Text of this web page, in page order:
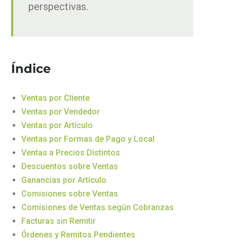
perspectivas.
Índice
Ventas por Cliente
Ventas por Vendedor
Ventas por Artículo
Ventas por Formas de Pago y Local
Ventas a Precios Distintos
Descuentos sobre Ventas
Ganancias por Artículo
Comisiones sobre Ventas
Comisiones de Ventas según Cobranzas
Facturas sin Remitir
Órdenes y Remitos Pendientes